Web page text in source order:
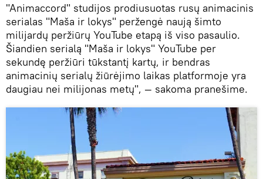
"Animaccord" studijos prodiusuotas rusų animacinis
serialas "Maša ir lokys" peržengė naują šimto
milijardų peržiūrų YouTube etapą iš viso pasaulio.
Šiandien serialą "Maša ir lokys" YouTube per
sekundę peržiūri tūkstantį kartų, ir bendras
animacinių serialų žiūrėjimo laikas platformoje yra
daugiau nei milijonas metų", — sakoma pranešime.